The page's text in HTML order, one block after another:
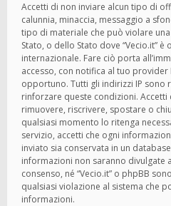
Accetti di non inviare alcun tipo di
calunnia, minaccia, messaggio a
tipo di materiale che può violare
Stato, o dello Stato dove “Vecio.it”
internazionale. Fare ciò porta
accesso, con notifica al tuo
opportuno. Tutti gli indirizzi IP sono
rinforzare queste condizioni. Accetti
rimuovere, riscrivere, spostare o
qualsiasi momento lo ritenga
servizio, accetti che ogni
inviato sia conservata in un
informazioni non saranno divulgate
consenso, né “Vecio.it” o phpBB
qualsiasi violazione al sistema che
informazioni.